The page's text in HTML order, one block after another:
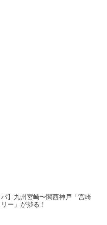
パ】九州宮崎〜関西神戸「宮崎
ー」が捗る！